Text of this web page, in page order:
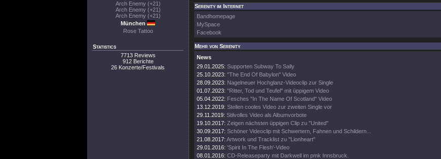
Arch Enemy (+21)
Arch Enemy (+21)
Arch Enemy (+21)
München
Rose Tattoo
Statistics
7713 Reviews
912 Berichte
26 Konzerte/Festivals
Serenity im Internet
Bandhomepage
MySpace
Facebook
Mehr von Serenity
News
29.01.2025: Supporten Subway To Sally
25.10.2023: "The End Of Babylon" Video
28.09.2023: Nagelneuer Hochglanz-Videoclip zur Single
01.07.2023: "Ritter, Tod und Teufel" mit üppigem Video
05.04.2022: Fesches "In The Name Of Scotland" Video
13.12.2019: Stellen cooles Video zur zweiten Single vor
29.11.2019: Stilvolles Video als Albumvorbote
19.10.2017: Zeigen nächsten üppigen Clip zu "United"
30.09.2017: Schöner Videoclip mit Schwertern, Fahnen und Schildern...
21.08.2017: Artwork und Tracklist zu "Lionheart"
29.01.2016: 'Spirit In The Flesh'-Video
08.01.2016: CD-Releaseparty mit Darkwell im pmk Innsbruck.